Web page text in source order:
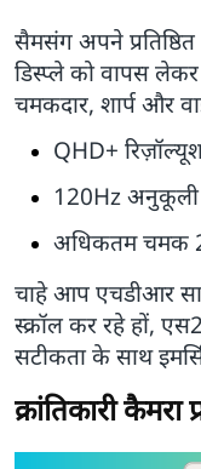
सैमसंग अपने
डिस्प्ले को वापस
चमकदार, शार्प और
QHD+
120Hz अनुकूली
अधिकतम चमक
चाहे आप एचडीआर
स्क्रॉल कर रहे हों,
सटीकता के साथ
क्रांतिकारी कैमरा